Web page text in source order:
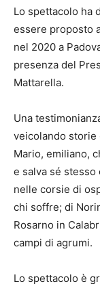
Lo spettacolo ha
essere proposto
nel 2020 a
presenza del
Mattarella.
Una
veicolando
Mario, emiliano,
e salva sé
nelle corsie di
chi soffre; di
Rosarno in
campi di agrumi.
Lo spettacolo è